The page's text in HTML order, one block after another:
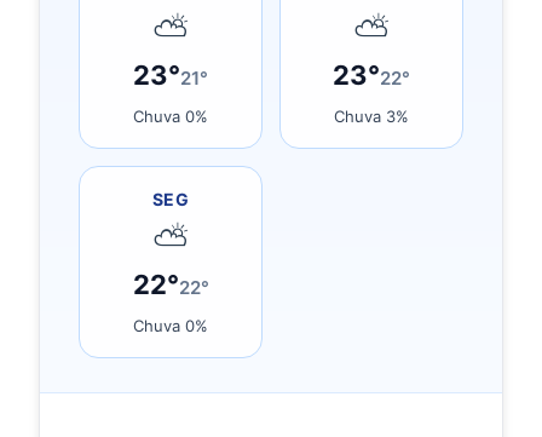
⛅
23°21°
Chuva 0%
⛅
23°22°
Chuva 3%
SEG
⛅
22°22°
Chuva 0%